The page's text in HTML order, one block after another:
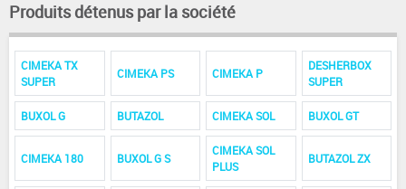
Produits détenus par la société
CIMEKA TX
SUPER
CIMEKA PS CIMEKA P
DESHERBOX
SUPER
BUXOL G BUTAZOL CIMEKA SOL BUXOL GT
CIMEKA 180 BUXOL G S
CIMEKA SOL
PLUS
BUTAZOL ZX